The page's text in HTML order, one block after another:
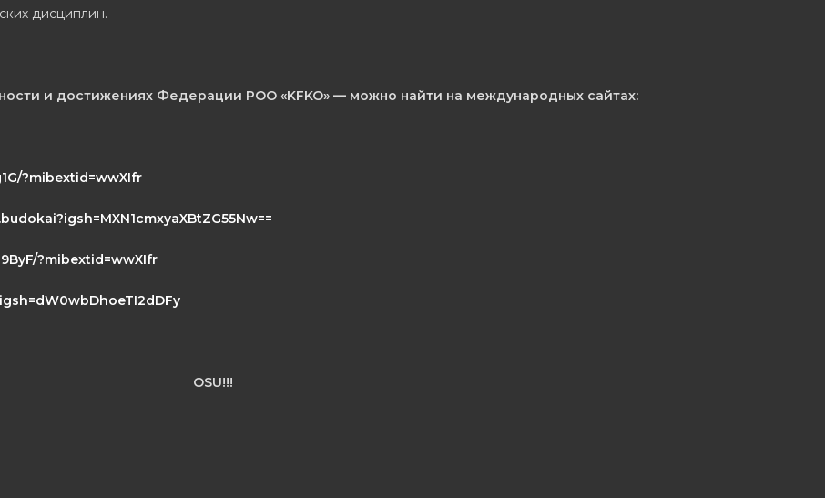
дисциплин.
и достижениях Федерации РОО «KFKO» — можно найти на международных сайтах:
?mibextid=wwXIfr
?mibextid=wwXIfr
OSU!!!